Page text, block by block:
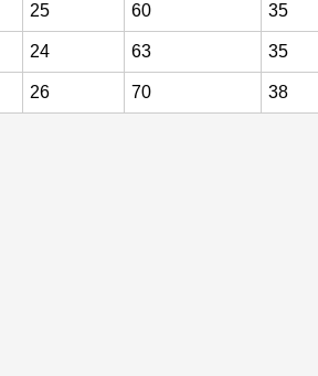
25 60 35
24 63 35
26 70 38